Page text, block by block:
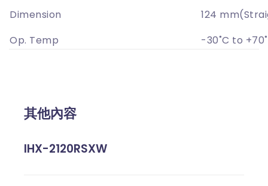
Dimension
124
Op. Temp
-30˚C to
其他內容
IHX-2120RSXW